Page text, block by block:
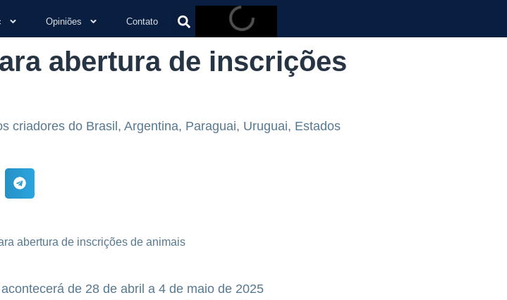
Opiniões Contato
abertura de inscrições
criadores do Brasil, Argentina, Paraguai, Uruguai, Estados
de 28 de abril a 4 de maio de 2025